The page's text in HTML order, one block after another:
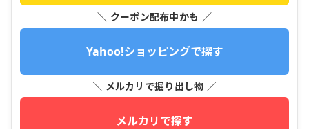
＼ クーポン配布中かも ／
Yahoo!ショッピングで探す
＼ メルカリで掘り出し物 ／
メルカリで探す